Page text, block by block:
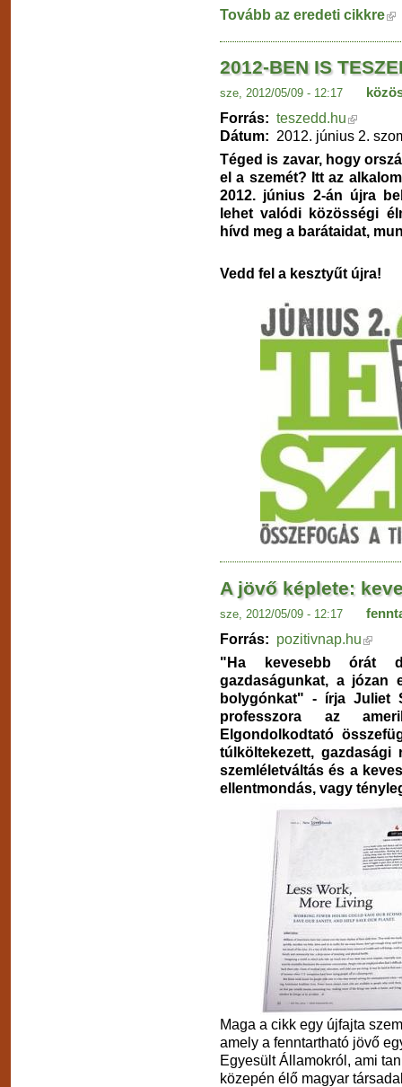
Tovább az eredeti cikkre
2012-BEN IS
sze, 2012/05/09 - 12:17
Forrás: teszedd.hu
Dátum: 2012. június 2.
Téged is zavar, hogy
el a szemét? Itt az
2012. június 2-án újra
lehet valódi közösségi
hívd meg a barátaidat,
Vedd fel a kesztyűt újra!
A jövő képlete:
sze, 2012/05/09 - 12:17
Forrás: pozitivnap.hu
"Ha kevesebb órát
gazdaságunkat, a józan
bolygónkat" - írja Juliet
professzora az
Elgondolkodtató
túlköltekezett,
szemléletváltás és a
ellentmondás, vagy
Maga a cikk egy újfajta
amely a fenntartható jövő
Egyesült Államokról, ami
közepén élő magyar